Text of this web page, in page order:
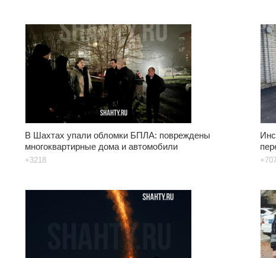
В Шахтах упали обломки БПЛА: повреждены
многоквартирные дома и автомобили
+3218